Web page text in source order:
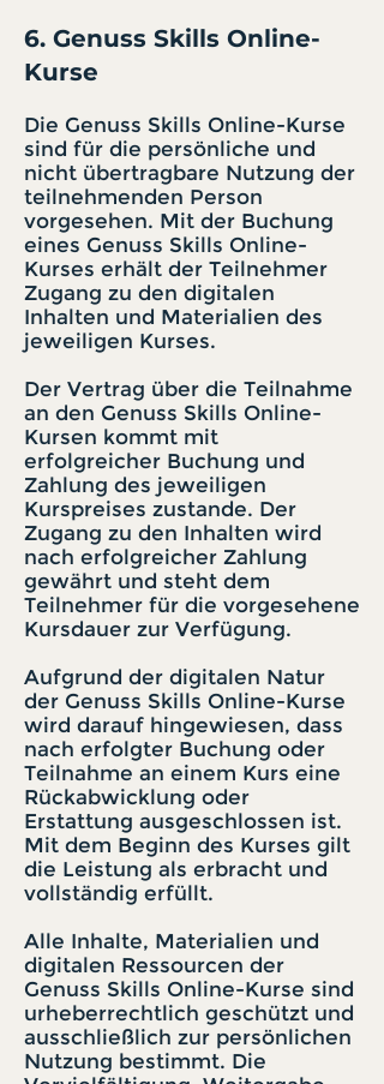
6. Genuss Skills Online-
Kurse
Die Genuss Skills Online-Kurse
sind für die persönliche und
nicht übertragbare Nutzung der
teilnehmenden Person
vorgesehen. Mit der Buchung
eines Genuss Skills Online-
Kurses erhält der Teilnehmer
Zugang zu den digitalen
Inhalten und Materialien des
jeweiligen Kurses.
Der Vertrag über die Teilnahme
an den Genuss Skills Online-
Kursen kommt mit
erfolgreicher Buchung und
Zahlung des jeweiligen
Kurspreises zustande. Der
Zugang zu den Inhalten wird
nach erfolgreicher Zahlung
gewährt und steht dem
Teilnehmer für die vorgesehene
Kursdauer zur Verfügung.
Aufgrund der digitalen Natur
der Genuss Skills Online-Kurse
wird darauf hingewiesen, dass
nach erfolgter Buchung oder
Teilnahme an einem Kurs eine
Rückabwicklung oder
Erstattung ausgeschlossen ist.
Mit dem Beginn des Kurses gilt
die Leistung als erbracht und
vollständig erfüllt.
Alle Inhalte, Materialien und
digitalen Ressourcen der
Genuss Skills Online-Kurse sind
urheberrechtlich geschützt und
ausschließlich zur persönlichen
Nutzung bestimmt. Die